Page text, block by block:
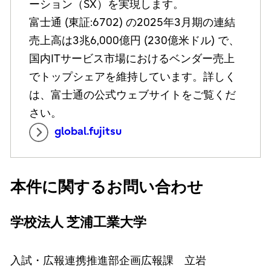
ーション（SX）を実現します。
富士通 (東証:6702) の2025年3月期の連結
売上高は3兆6,000億円 (230億米ドル) で、
国内ITサービス市場におけるベンダー売上
でトップシェアを維持しています。詳しく
は、富士通の公式ウェブサイトをご覧くだ
さい。
global.fujitsu
本件に関するお問い合わせ
学校法人 芝浦工業大学
入試・広報連携推進部企画広報課 立岩